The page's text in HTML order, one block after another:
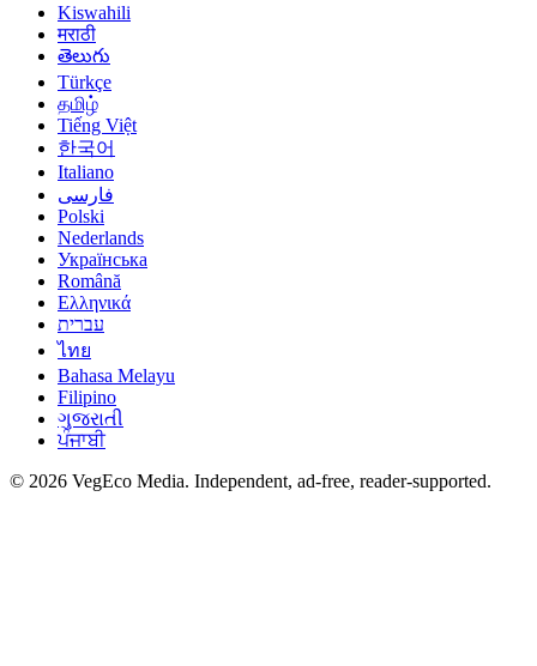
Kiswahili
मराठी
తెలుగు
Türkçe
தமிழ்
Tiếng Việt
한국어
Italiano
فارسی
Polski
Nederlands
Українська
Română
Ελληνικά
עברית
ไทย
Bahasa Melayu
Filipino
ગુજરાતી
ਪੰਜਾਬੀ
© 2026 VegEco Media. Independent, ad-free, reader-supported.